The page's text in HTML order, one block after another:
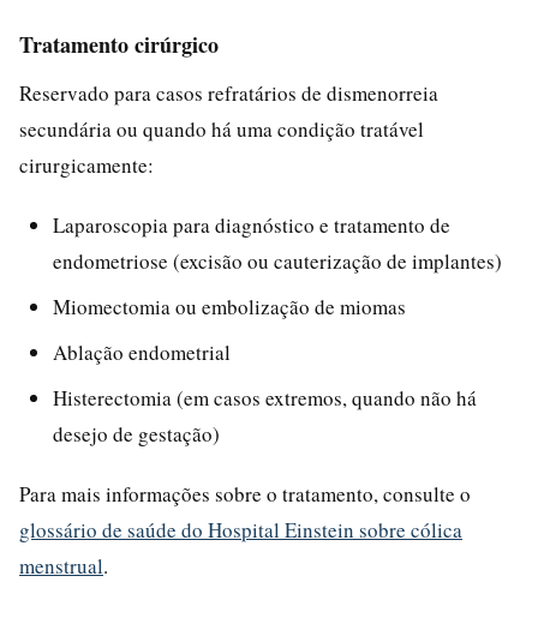
Tratamento cirúrgico
Reservado para casos refratários de dismenorreia
secundária ou quando há uma condição tratável
cirurgicamente:
Laparoscopia para diagnóstico e tratamento de
endometriose (excisão ou cauterização de implantes)
Miomectomia ou embolização de miomas
Ablação endometrial
Histerectomia (em casos extremos, quando não há
desejo de gestação)
Para mais informações sobre o tratamento, consulte o
glossário de saúde do Hospital Einstein sobre cólica
menstrual.